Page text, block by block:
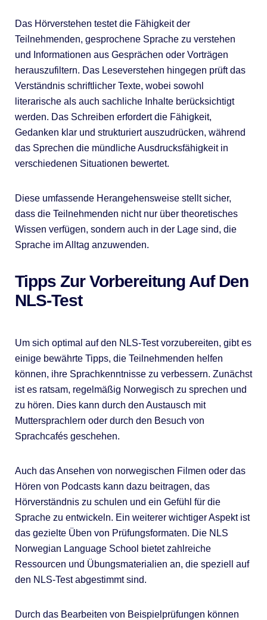
Das Hörverstehen testet die Fähigkeit der
Teilnehmenden, gesprochene Sprache zu verstehen
und Informationen aus Gesprächen oder Vorträgen
herauszufiltern. Das Leseverstehen hingegen prüft das
Verständnis schriftlicher Texte, wobei sowohl
literarische als auch sachliche Inhalte berücksichtigt
werden. Das Schreiben erfordert die Fähigkeit,
Gedanken klar und strukturiert auszudrücken, während
das Sprechen die mündliche Ausdrucksfähigkeit in
verschiedenen Situationen bewertet.
Diese umfassende Herangehensweise stellt sicher,
dass die Teilnehmenden nicht nur über theoretisches
Wissen verfügen, sondern auch in der Lage sind, die
Sprache im Alltag anzuwenden.
Tipps Zur Vorbereitung Auf Den
NLS-Test
Um sich optimal auf den NLS-Test vorzubereiten, gibt es
einige bewährte Tipps, die Teilnehmenden helfen
können, ihre Sprachkenntnisse zu verbessern. Zunächst
ist es ratsam, regelmäßig Norwegisch zu sprechen und
zu hören. Dies kann durch den Austausch mit
Muttersprachlern oder durch den Besuch von
Sprachcafés geschehen.
Auch das Ansehen von norwegischen Filmen oder das
Hören von Podcasts kann dazu beitragen, das
Hörverständnis zu schulen und ein Gefühl für die
Sprache zu entwickeln. Ein weiterer wichtiger Aspekt ist
das gezielte Üben von Prüfungsformaten. Die NLS
Norwegian Language School bietet zahlreiche
Ressourcen und Übungsmaterialien an, die speziell auf
den NLS-Test abgestimmt sind.
Durch das Bearbeiten von Beispielprüfungen können